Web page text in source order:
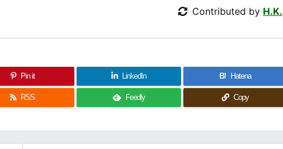
Contributed by H.K.
Pin it LinkedIn B! Hatena
RSS Feedly Copy